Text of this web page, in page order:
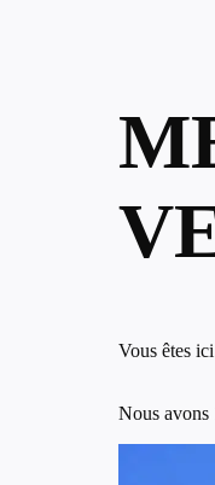
Vous êtes
Nous avons